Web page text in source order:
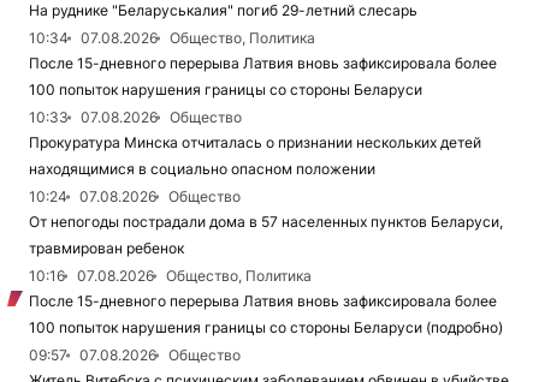
На руднике "Беларуськалия" погиб 29-летний слесарь
10:34
07.08.2026
Общество, Политика
После 15-дневного перерыва Латвия вновь зафиксировала более
100 попыток нарушения границы со стороны Беларуси
10:33
07.08.2026
Общество
Прокуратура Минска отчиталась о признании нескольких детей
находящимися в социально опасном положении
10:24
07.08.2026
Общество
От непогоды пострадали дома в 57 населенных пунктов Беларуси,
травмирован ребенок
10:16
07.08.2026
Общество, Политика
После 15-дневного перерыва Латвия вновь зафиксировала более
100 попыток нарушения границы со стороны Беларуси (подробно)
09:57
07.08.2026
Общество